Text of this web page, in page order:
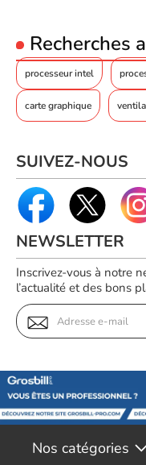
Recherches
processeur intel
carte graphique
SUIVEZ-NOUS
NEWSLETTER
Inscrivez-vous à notre
l’actualité et des bons
Nos catégories